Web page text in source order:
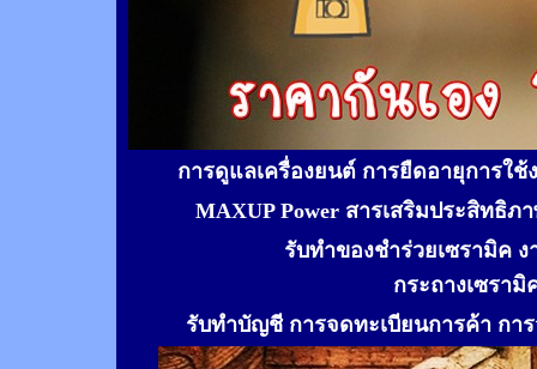
การดูแลเครื่องยนต์ การยืดอายุการใ
MAXUP Power สารเสริมประสิทธิ
รับทำของชำร่วยเซรามิค
กระถางเซรา
รับทำบัญชี การจดทะเบียนการค้า กา